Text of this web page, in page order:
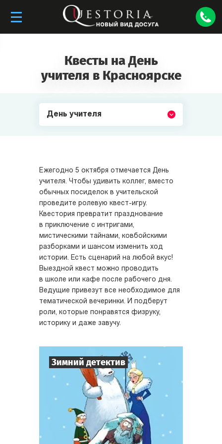
Квесты на День
учителя в Красноярске
День учителя
Ежегодно 5 октября отмечается День
учителя. Чтобы удивить коллег, вместо
обычных посиделок в учительской
проведите ролевую квест-игру.
Квестория превратит празднование
в приключение с интригами,
мистическими тайнами, ковбойскими
разборками и шансом изменить ход
истории. Есть сценарий на любой вкус!
Выездной квест можно проводить
в школе или кафе после рабочего дня.
Ведущие привезут все необходимое для
тематической вечеринки. И подберут
роли, которые понравятся физруку,
историку и даже завучу.
Зимний детектив
Игроков 10
Время игры 1-2 ч.
Тематика Детектив